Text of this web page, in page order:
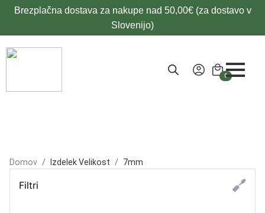
Brezplačna dostava za nakupe nad 50,00€ (za dostavo v
Slovenijo)
0
Domov Izdelek Velikost 7mm
Filtri